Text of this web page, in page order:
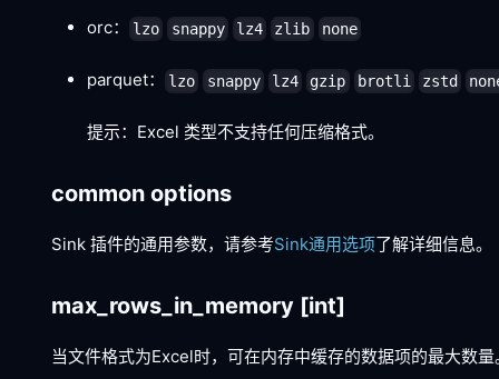
orc： lzo snappy lz4 zlib none
parquet： lzo snappy lz4 gzip brotli zstd
提示：Excel 类型不支持任何压缩格式。
common options
Sink 插件的通用参数，请参考Sink通用选项了解详细信息。
max_rows_in_memory [int]
当文件格式为Excel时，可在内存中缓存的数据项的最大数量